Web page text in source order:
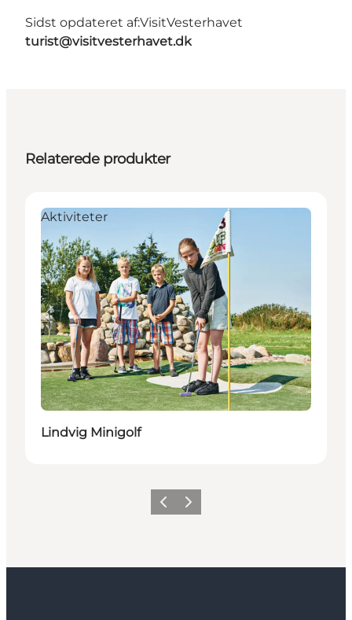
Sidst opdateret af:VisitVesterhavet
turist@visitvesterhavet.dk
Relaterede produkter
Aktiviteter
Lindvig Minigolf
ForrigeNæste